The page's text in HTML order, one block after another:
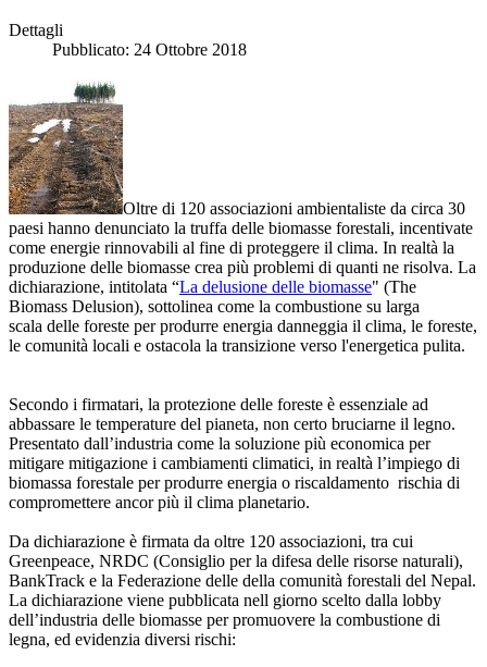
Dettagli
Pubblicato: 24 Ottobre 2018
Oltre di 120 associazioni ambientaliste da circa 30
paesi hanno denunciato la truffa delle biomasse forestali, incentivate
come energie rinnovabili al fine di proteggere il clima. In realtà la
produzione delle biomasse crea più problemi di quanti ne risolva. La
dichiarazione, intitolata “La delusione delle biomasse" (The
Biomass Delusion), sottolinea come la combustione su larga
scala delle foreste per produrre energia danneggia il clima, le foreste,
le comunità locali e ostacola la transizione verso l'energetica pulita.
Secondo i firmatari, la protezione delle foreste è essenziale ad
abbassare le temperature del pianeta, non certo bruciarne il legno.
Presentato dall’industria come la soluzione più economica per
mitigare mitigazione i cambiamenti climatici, in realtà l’impiego di
biomassa forestale per produrre energia o riscaldamento rischia di
compromettere ancor più il clima planetario.
Da dichiarazione è firmata da oltre 120 associazioni, tra cui
Greenpeace, NRDC (Consiglio per la difesa delle risorse naturali),
BankTrack e la Federazione delle della comunità forestali del Nepal.
La dichiarazione viene pubblicata nell giorno scelto dalla lobby
dell’industria delle biomasse per promuovere la combustione di
legna, ed evidenzia diversi rischi: